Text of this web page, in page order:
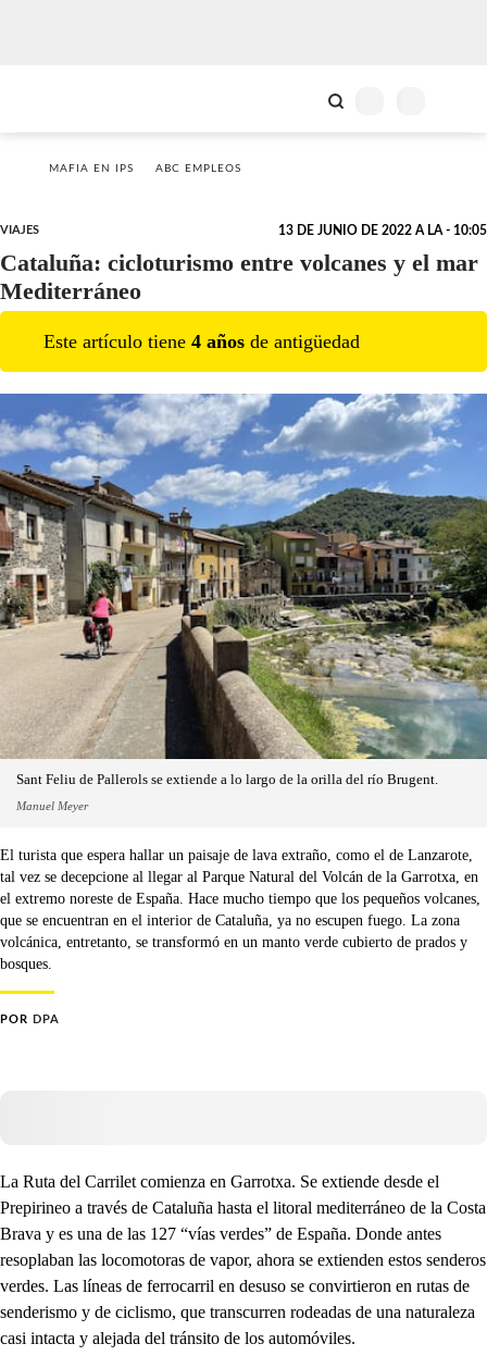
MAFIA EN IPS ABC EMPLEOS
VIAJES 13 DE JUNIO DE 2022 A LA - 10:05
Cataluña: cicloturismo entre volcanes y el mar
Mediterráneo
Este artículo tiene 4 años de antigüedad
Sant Feliu de Pallerols se extiende a lo largo de la orilla del río Brugent.
Manuel Meyer
El turista que espera hallar un paisaje de lava extraño, como el de Lanzarote,
tal vez se decepcione al llegar al Parque Natural del Volcán de la Garrotxa, en
el extremo noreste de España. Hace mucho tiempo que los pequeños volcanes,
que se encuentran en el interior de Cataluña, ya no escupen fuego. La zona
volcánica, entretanto, se transformó en un manto verde cubierto de prados y
bosques.
POR DPA
La Ruta del Carrilet comienza en Garrotxa. Se extiende desde el
Prepirineo a través de Cataluña hasta el litoral mediterráneo de la Costa
Brava y es una de las 127 “vías verdes” de España. Donde antes
resoplaban las locomotoras de vapor, ahora se extienden estos senderos
verdes. Las líneas de ferrocarril en desuso se convirtieron en rutas de
senderismo y de ciclismo, que transcurren rodeadas de una naturaleza
casi intacta y alejada del tránsito de los automóviles.